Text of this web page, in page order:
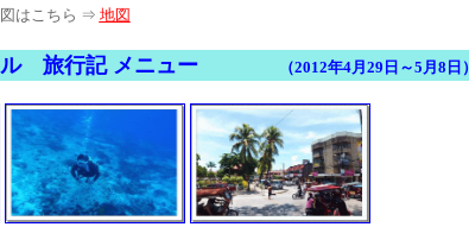
はこちら ⇒ 地図
ル 旅行記 メニュー （2012年4月29日～5月8日）